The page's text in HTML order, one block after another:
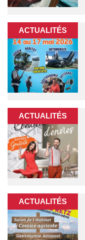
ACTUALITÉS
ACTUALITÉS
ACTUALITÉS